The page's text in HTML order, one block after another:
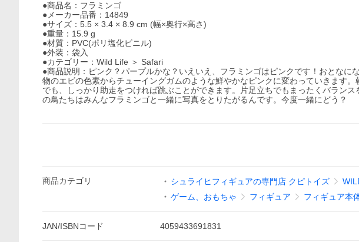
●商品名：フラミンゴ
●メーカー品番：14849
●サイズ：5.5 × 3.4 × 8.9 cm (幅×奥行×高さ)
●重量：15.9 g
●材質：PVC(ポリ塩化ビニル)
●外装：袋入
●カテゴリー：Wild Life ＞ Safari
●商品説明：ピンク？パープルかな？いえいえ、フラミンゴはピンクです！おとなに
物のエビの色素からチューイングガムのような鮮やかなピンクに変わっていきます
でも、しっかり助走をつければ跳ぶことができます。片足立ちでもまったくバラン
の鳥たちはみんなフラミンゴと一緒に写真をとりたがるんです。今度一緒にどう？
商品カテゴリ シュライヒフィギュアの専門店 クピトイズ
ゲーム、おもちゃ
フィギュア フィギュア本
JAN/ISBNコード 4059433691831